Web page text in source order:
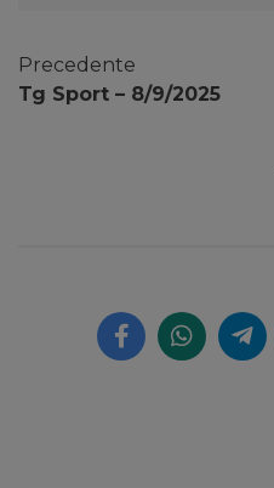
Precedente
Tg Sport – 8/9/2025